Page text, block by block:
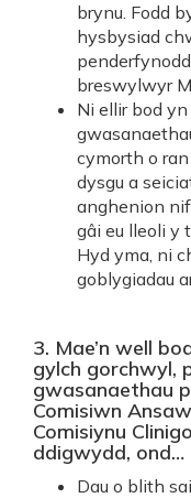
brynu. Fodd
hysbysiad
breswylwyr
Ni ellir bod
cymorth o
dysgu a
anghenion
gâi eu lleoli y
Hyd yma, ni
goblygiadau
3. Mae’n well
gylch gorchwyl,
gwasanaethau
Comisiwn
Comisiynu
ddigwydd, ond…
Dau o blith